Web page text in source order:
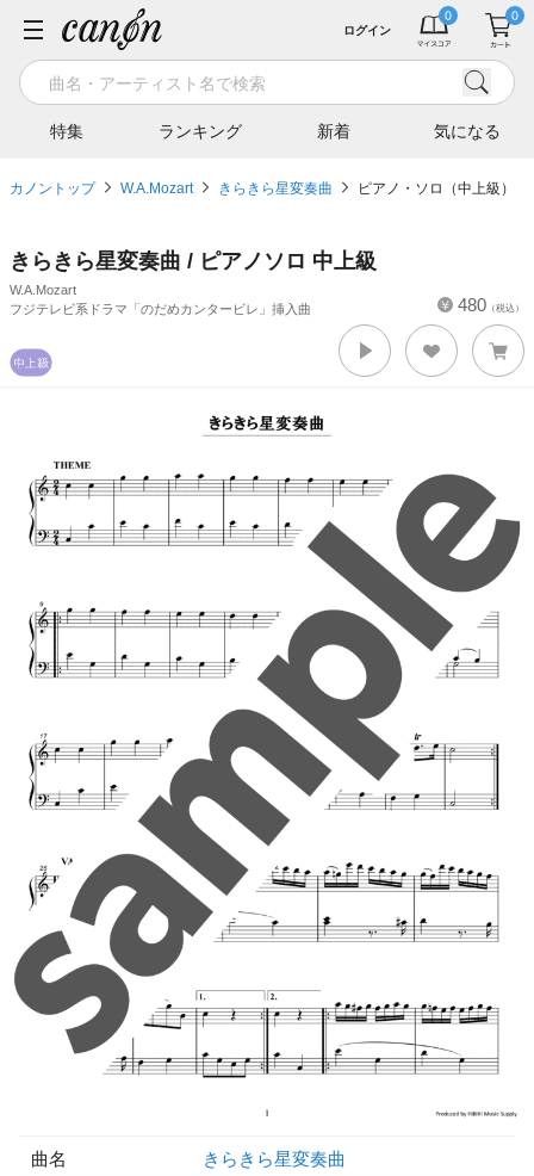
特集 ランキング 新着 気になる
ログイン
カノントップ W.A.Mozart きらきら星変奏曲 ピアノ・ソロ（中上級）
きらきら星変奏曲 / ピアノソロ 中上級
W.A.Mozart
フジテレビ系ドラマ「のだめカンタービレ」挿入曲
480 （税込）
曲名 きらきら星変奏曲